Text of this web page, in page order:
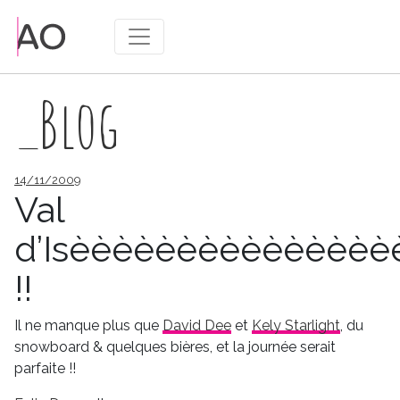
_Blog
Publié
14/11/2009
Val
!!
Il ne manque plus que David Dee et Kely Starlight, du
snowboard & quelques bières, et la journée serait
parfaite !!